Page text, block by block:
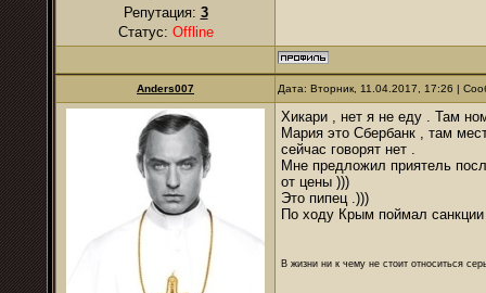
Репутация: 3
Статус: Offline
Anders007 Дата: Вторник, 11.04.2017, 17:26 |
Хикари , нет я не еду . Там
Мария это Сбербанк , там
сейчас говорят нет .
Мне предложил приятель
от цены )))
Это пипец .)))
По ходу Крым поймал
В жизни ни к чему не стоит относиться